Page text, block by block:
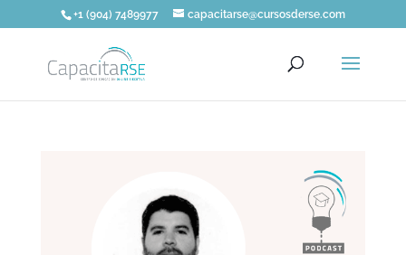
+1 (904) 7489977 capacitarse@cursosderse.com